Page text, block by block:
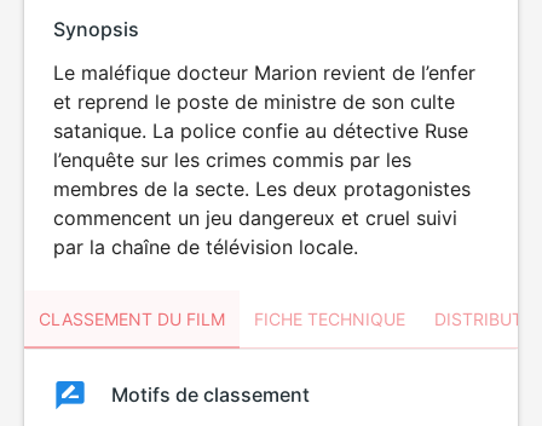
Synopsis
Le maléfique docteur Marion revient de l’enfer
et reprend le poste de ministre de son culte
satanique. La police confie au détective Ruse
l’enquête sur les crimes commis par les
membres de la secte. Les deux protagonistes
commencent un jeu dangereux et cruel suivi
par la chaîne de télévision locale.
CLASSEMENT DU FILM FICHE TECHNIQUE
ClassementClassement
Motifs de classement